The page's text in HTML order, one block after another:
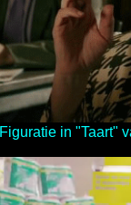
Figuratie in "Taart"